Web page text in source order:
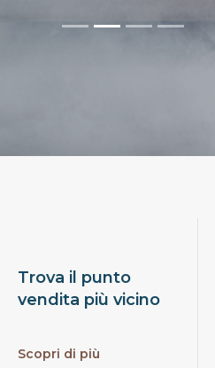
Trova il punto
vendita più vicino
Scopri di più